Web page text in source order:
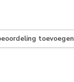
toevoegen